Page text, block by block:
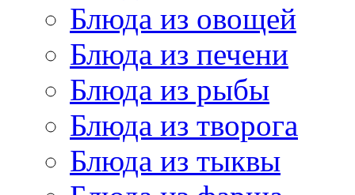
Блюда из овощей
Блюда из печени
Блюда из рыбы
Блюда из творога
Блюда из тыквы